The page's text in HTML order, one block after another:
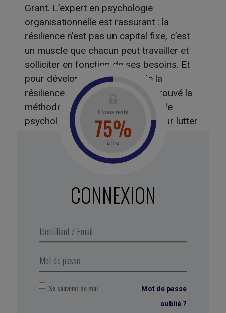
Grant. L’expert en psychologie
organisationnelle est rassurant : la
résilience n’est pas un capital fixe, c’est
un muscle que chacun peut travailler et
solliciter en fonction de ses besoins. Et
pour développer ce muscle de la
résilience, Sheryl Sandberg a éprouvé la
méthode des 3P, développée par le
psychologue Martin Seligman, pour lutter
contre les écueils tellement classiques
tels que : • Personnalisation : croyance
entière est affectée par votre drame. •
Permanence : l’idée selon laquelle la peine
Extrait de Business Digest N°305, Avril
2020
CONNEXION
Se souvenir de moi
Mot de passe
oublié ?